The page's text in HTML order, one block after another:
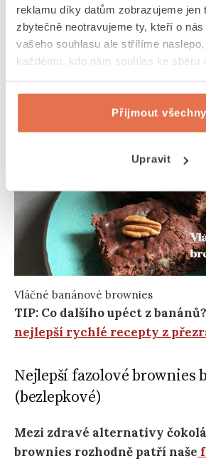
reklamu díky datům zobrazujeme jen
zbytečně neotravujeme ty, kteří o
vašeho souhlasu ale střílíme
každému, kdo nám souhlas ke sběru
Přijmout všechny
Upravit
banánové browniesnádech
správný šmrnc.
plátky z Thajska
Vláčné banánové brownies
TIP: Co dalšího upéct z
nejlepší rychlé recepty z
Nejlepší fazolové brownies
(bezlepkové)
Mezi zdravé alternativy
brownies rozhodně patří naše